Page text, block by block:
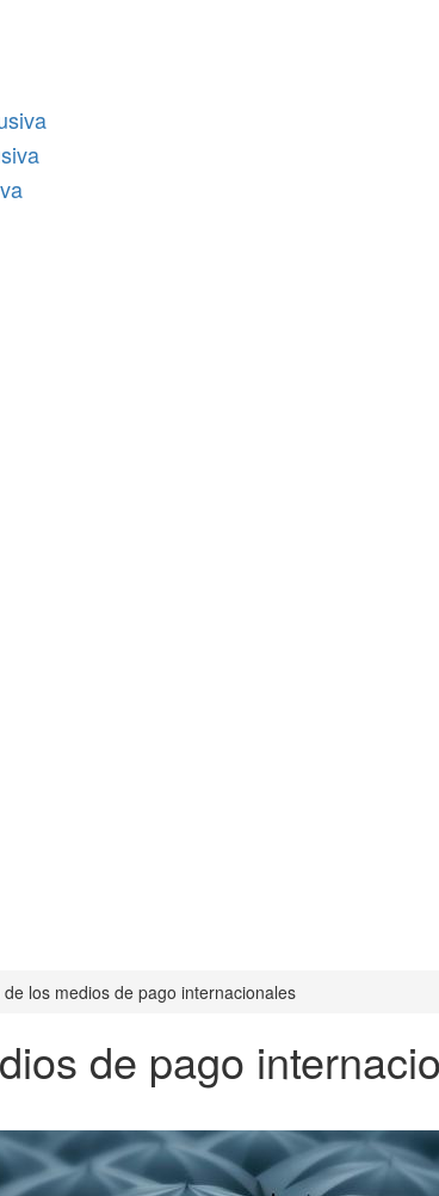
de los medios de pago internacionales
de pago